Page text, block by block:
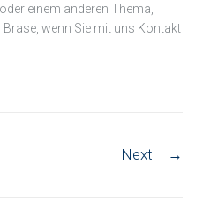
einem anderen Thema,
wenn Sie mit uns Kontakt
Next →